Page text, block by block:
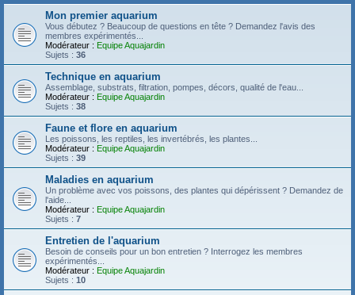
Mon premier aquarium
Vous débutez ? Beaucoup de questions en tête ? Demandez l'avis des
membres expérimentés...
Modérateur : Equipe Aquajardin
Sujets : 36
Technique en aquarium
Assemblage, substrats, filtration, pompes, décors, qualité de l'eau...
Modérateur : Equipe Aquajardin
Sujets : 38
Faune et flore en aquarium
Les poissons, les reptiles, les invertébrés, les plantes...
Modérateur : Equipe Aquajardin
Sujets : 39
Maladies en aquarium
Un problème avec vos poissons, des plantes qui dépérissent ? Demandez de
l'aide...
Modérateur : Equipe Aquajardin
Sujets : 7
Entretien de l'aquarium
Besoin de conseils pour un bon entretien ? Interrogez les membres
expérimentés...
Modérateur : Equipe Aquajardin
Sujets : 10